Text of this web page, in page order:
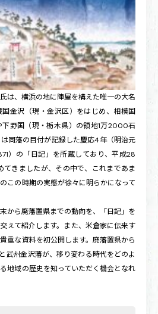
は、横浜の地に陣屋を構えた唯一の大名
金沢（現・金沢区）をはじめ、相模国
下野国（現・栃木県）の領地1万2000石
同藩の目付が記録した慶応4年（明治元
）の「日記」を所蔵しており、平成28
てきましたが、その中で、これまであま
この時期の実態が徐々に明らかになって
から廃藩置県までの動向を、「日記」を
えて紹介します。また、米倉家に伝来す
重な資料を初公開します。廃藩置県から
武州金沢藩が、移り変わる時代をどのよ
地域の歴史を知っていただく機会となれ